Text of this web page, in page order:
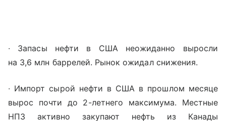
∙ Запасы нефти в США неожиданно выросли
на 3,6 млн баррелей. Рынок ожидал снижения.
∙ Импорт сырой нефти в США в прошлом месяце
вырос почти до 2-летнего максимума. Местные
НПЗ активно закупают нефть из Канады